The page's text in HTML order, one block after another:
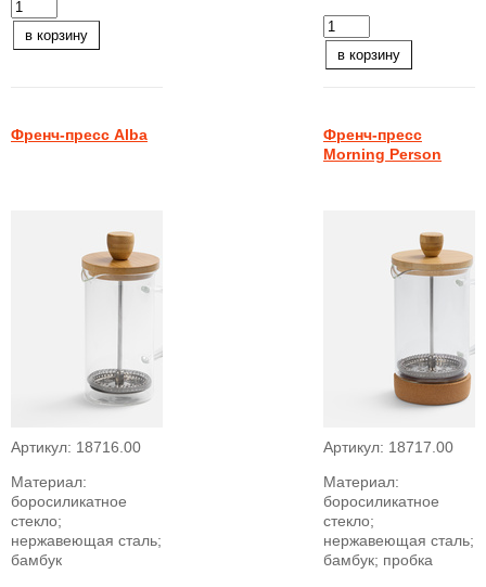
в корзину
в корзину
Френч-пресс Alba
Артикул: 18716.00
Материал:
боросиликатное
стекло;
нержавеющая сталь;
бамбук
Френч-пресс
Morning Person
Артикул: 18717.00
Материал:
боросиликатное
стекло;
нержавеющая сталь;
бамбук; пробка